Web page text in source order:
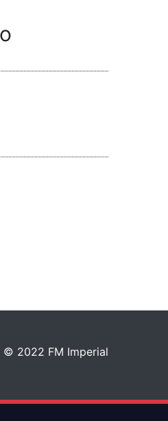
© 2022 FM Imperial